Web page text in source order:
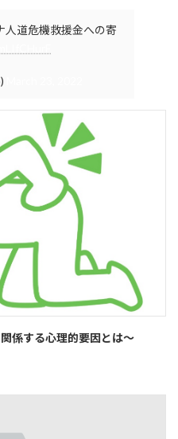
人道危機救援金への寄
係する心理的要因とは～